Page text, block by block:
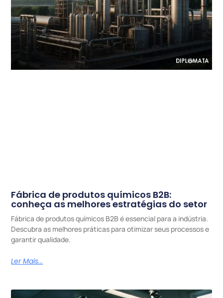
Fábrica de produtos químicos B2B:
conheça as melhores estratégias do setor
Fábrica de produtos químicos B2B é essencial para a indústria.
Descubra as melhores práticas para otimizar seus processos e
garantir qualidade.
Ler Mais...